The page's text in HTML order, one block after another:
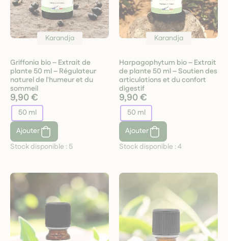
Karandja
Griffonia bio – Extrait de
plante 50 ml – Régulateur
naturel de l'humeur et du
sommeil
9,90 €
50 ml
Ajouter
Stock disponible : 5
Karandja
Harpagophytum bio – Extrait
de plante 50 ml – Soutien des
articulations et du confort
digestif
9,90 €
50 ml
Ajouter
Stock disponible :4